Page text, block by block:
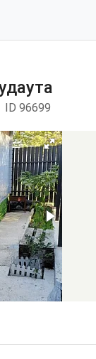
ID 96699